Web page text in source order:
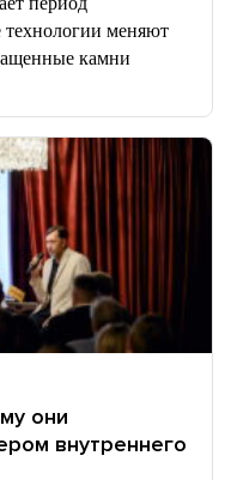
меняют
камни
они
внутреннего